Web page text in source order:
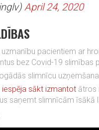
April 24, 2020
uzmanību pacientiem ar
bez Covid-19 slimības
slimnīcu
iespēja sākt izmantot ātros
saņemt slimnīcām īsākā